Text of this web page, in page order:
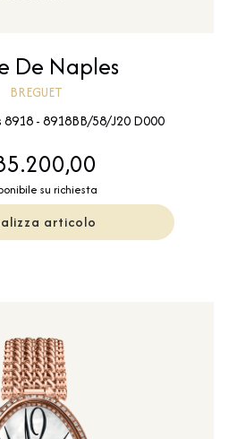
De Naples
BREGUET
- 8918BB/58/J20 D000
su richiesta
articolo